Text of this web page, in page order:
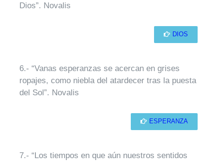
Dios”. Novalis
DIOS
6.- “Vanas esperanzas se acercan en grises
ropajes, como niebla del atardecer tras la puesta
del Sol”. Novalis
ESPERANZA
7.- “Los tiempos en que aún nuestros sentidos